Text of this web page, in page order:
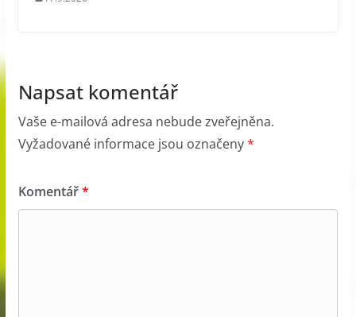
Napsat komentář
Vaše e-mailová adresa nebude zveřejněna.
Vyžadované informace jsou označeny*
Komentář*